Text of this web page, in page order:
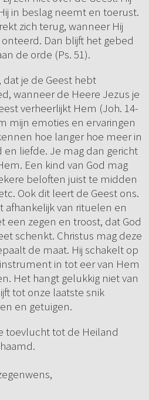
in beslag neemt en toerust.
zich terug, wanneer Hij
Dan blijft het gebed
de orde (Ps. 51).
je de Geest hebt
wanneer de Heere Jezus je
verheerlijkt Hem (Joh. 14-
mijn emoties en ervaringen
hoe langer hoe meer in
en liefde. Je mag dan gericht
Een kind van God mag
beloften juist te midden
Ook dit leert de Geest ons.
afhankelijk van rituelen en
een zegen en troost, dat God
schenkt. Christus mag deze
de maat. Hij schakelt op
in tot eer van Hem
Het hangt gelukkig niet van
tot onze laatste snik
en getuigen.
toevlucht tot de Heiland